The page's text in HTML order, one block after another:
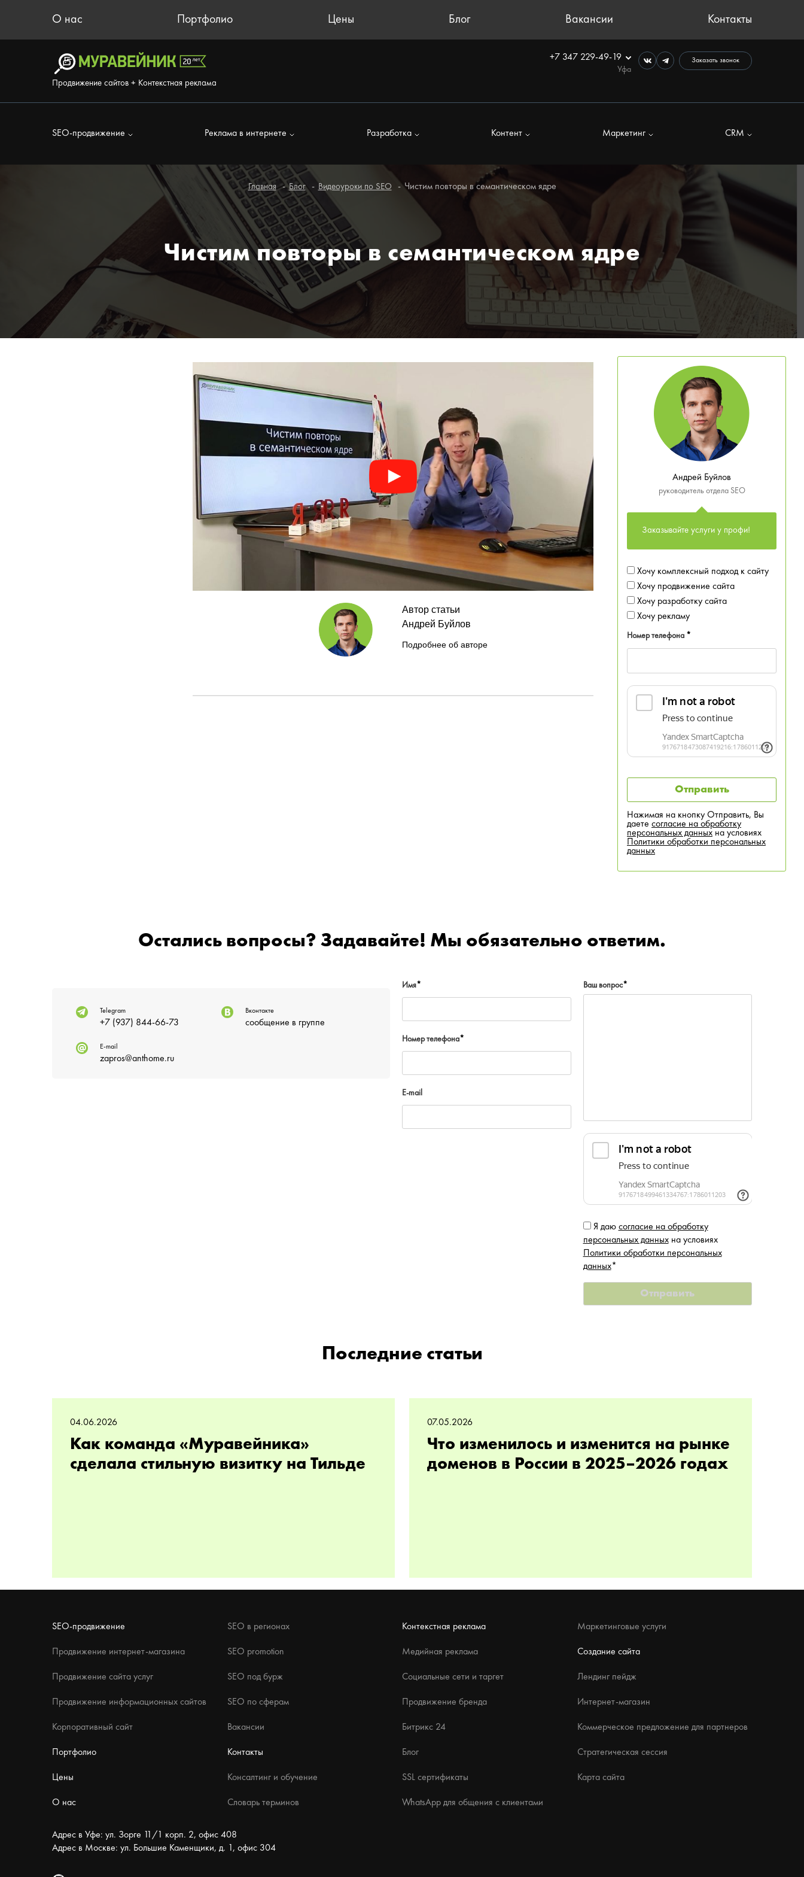
О нас Портфолио Цены Блог Вакансии Контакты
Продвижение сайтов + Контекстная реклама
+7 347 229-49-19
Уфа
Заказать звонок
SEO-продвижение Реклама в интернете Разработка Контент Маркетинг CRM
Главная Блог Видеоуроки по SEO Чистим повторы в семантическом ядре
Чистим повторы в семантическом ядре
Автор статьи
Андрей Буйлов
Подробнее об авторе
Андрей Буйлов
руководитель отдела SEO
Заказывайте услуги у профи!
Хочу комплексный подход к сайту
Хочу продвижение сайта
Хочу разработку сайта
Хочу рекламу
Номер телефона *
Нажимая на кнопку Отправить, Вы
даете согласие на обработку
персональных данных на условиях
Политики обработки персональных
данных
Остались вопросы? Задавайте! Мы обязательно ответим.
Telegram
+7 (937) 844-66-73
Вконтакте
сообщение в группе
E-mail
zapros@anthome.ru
Имя*
Номер телефона*
E-mail
Ваш вопрос*
Я даю согласие на обработку
персональных данныхна условиях
Политики обработки персональных
данных*
Последние статьи
04.06.2026
Как команда «Муравейника»
сделала стильную визитку на Тильде
07.05.2026
Что изменилось и изменится на рынке
доменов в России в 2025–2026 годах
SEO-продвижение
Продвижение интернет-магазина
Продвижение сайта услуг
Продвижение информационных сайтов
SEO в регионах
SEO promotion
SEO под бурж
SEO по сферам
Контекстная реклама
Медийная реклама
Социальные сети и таргет
Продвижение бренда
Маркетинговые услуги
Создание сайта
Лендинг пейдж
Интернет-магазин
Корпоративный сайт
Портфолио
Цены
О нас
Вакансии
Контакты
Консалтинг и обучение
Словарь терминов
Битрикс 24
Блог
SSL сертификаты
WhatsApp для общения с клиентами
Коммерческое предложение для партнеров
Стратегическая сессия
Карта сайта
Адрес в Уфе: ул. Зорге 11/1 корп. 2, офис 408
Адрес в Москве: ул. Большие Каменщики, д. 1, офис 304